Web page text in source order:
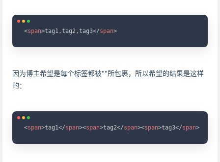
<span>tag1,tag2,tag3</span>
因为博主希望是每个标签都被""所包裹，所以希望的结果是这样
的：
<span>tag1</span><span>tag2</span><span>tag3</span>